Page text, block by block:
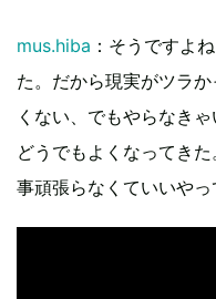
mus.hiba ：そうですよ
た。だから現実がツラ
くない、でもやらなき
どうでもよくなってき
事頑張らなくていいやっ